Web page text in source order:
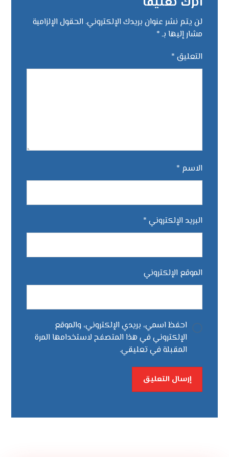
لن يتم نشر عنوان بريدك الإلكتروني. الحقول الإلزامية
مشار إليها بـ*
التعليق *
الاسم *
البريد الإلكتروني *
الموقع الإلكتروني
احفظ اسمي، بريدي الإلكتروني، والموقع
الإلكتروني في هذا المتصفح لاستخدامها المرة
المقبلة في تعليقي.
إرسال التعليق